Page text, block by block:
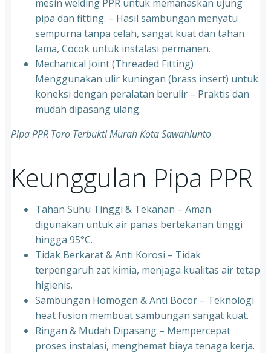
mesin welding PPR untuk memanaskan ujung
pipa dan fitting. – Hasil sambungan menyatu
sempurna tanpa celah, sangat kuat dan tahan
lama, Cocok untuk instalasi permanen.
⁠Mechanical Joint (Threaded Fitting)
Menggunakan ulir kuningan (brass insert) untuk
koneksi dengan peralatan berulir – Praktis dan
mudah dipasang ulang.
Pipa PPR Toro Terbukti Murah Kota Sawahlunto
Keunggulan Pipa PPR
Tahan Suhu Tinggi & Tekanan – Aman
digunakan untuk air panas bertekanan tinggi
hingga 95°C.
⁠Tidak Berkarat & Anti Korosi – Tidak
terpengaruh zat kimia, menjaga kualitas air tetap
higienis.
⁠Sambungan Homogen & Anti Bocor – Teknologi
heat fusion membuat sambungan sangat kuat.
⁠Ringan & Mudah Dipasang – Mempercepat
proses instalasi, menghemat biaya tenaga kerja.